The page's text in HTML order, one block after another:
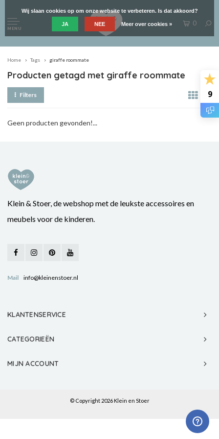
9
MENU
0
Home Tags giraffe roommate
Producten getagd met giraffe roommate
Filters
Geen producten gevonden!...
Klein & Stoer, de webshop met de leukste accessoires en
meubels voor de kinderen.
Mail info@kleinenstoer.nl
KLANTENSERVICE
CATEGORIEËN
MIJN ACCOUNT
© Copyright 2026 Klein en Stoer
Wij slaan cookies op om onze website te verbeteren. Is dat akkoord?
JA NEE Meer over cookies »